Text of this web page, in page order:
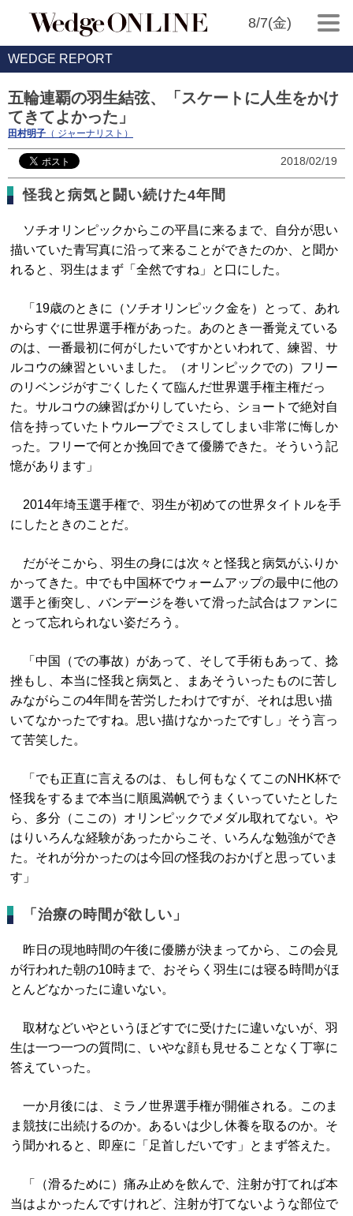
8/7(金)
WEDGE REPORT
五輪連覇の羽生結弦、「スケートに人生をかけ
てきてよかった」
田村明子 （ ジャーナリスト）
2018/02/19
怪我と病気と闘い続けた4年間
ソチオリンピックからこの平昌に来るまで、自分が思い
描いていた青写真に沿って来ることができたのか、と聞か
れると、羽生はまず「全然ですね」と口にした。
「19歳のときに（ソチオリンピック金を）とって、あれ
からすぐに世界選手権があった。あのとき一番覚えている
のは、一番最初に何がしたいですかといわれて、練習、サ
ルコウの練習といいました。（オリンピックでの）フリー
のリベンジがすごくしたくて臨んだ世界選手権主権だっ
た。サルコウの練習ばかりしていたら、ショートで絶対自
信を持っていたトウループでミスしてしまい非常に悔しか
った。フリーで何とか挽回できて優勝できた。そういう記
憶があります」
2014年埼玉選手権で、羽生が初めての世界タイトルを手
にしたときのことだ。
だがそこから、羽生の身には次々と怪我と病気がふりか
かってきた。中でも中国杯でウォームアップの最中に他の
選手と衝突し、バンデージを巻いて滑った試合はファンに
とって忘れられない姿だろう。
「中国（での事故）があって、そして手術もあって、捻
挫もし、本当に怪我と病気と、まあそういったものに苦し
みながらこの4年間を苦労したわけですが、それは思い描
いてなかったですね。思い描けなかったですし」そう言っ
て苦笑した。
「でも正直に言えるのは、もし何もなくてこのNHK杯で
怪我をするまで本当に順風満帆でうまくいっていたとした
ら、多分（ここの）オリンピックでメダル取れてない。や
はりいろんな経験があったからこそ、いろんな勉強ができ
た。それが分かったのは今回の怪我のおかげと思っていま
す」
「治療の時間が欲しい」
昨日の現地時間の午後に優勝が決まってから、この会見
が行われた朝の10時まで、おそらく羽生には寝る時間がほ
とんどなかったに違いない。
取材などいやというほどすでに受けたに違いないが、羽
生は一つ一つの質問に、いやな顔も見せることなく丁寧に
答えていった。
一か月後には、ミラノ世界選手権が開催される。このま
ま競技に出続けるのか。あるいは少し休養を取るのか。そ
う聞かれると、即座に「足首しだいです」とまず答えた。
「（滑るために）痛み止めを飲んで、注射が打てれば本
当はよかったんですけれど、注射が打てないような部位で